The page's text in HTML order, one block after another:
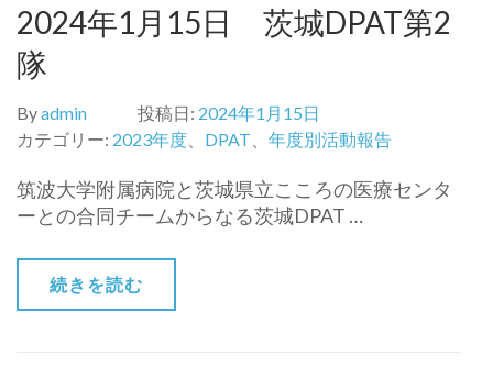
2024年1月15日 茨城DPAT第2
隊
Byadmin 投稿日: 2024年1月15日
カテゴリー: 2023年度 DPAT 年度別活動報告
筑波大学附属病院と茨城県立こころの医療センタ
ーとの合同チームからなる茨城DPAT …
続きを読む